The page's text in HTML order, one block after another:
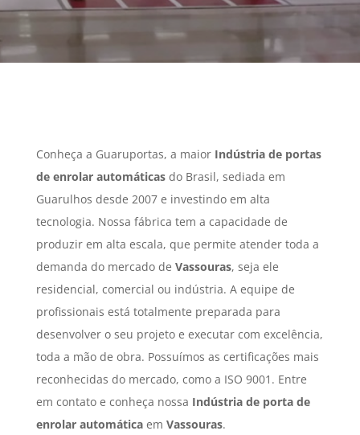
Conheça a Guaruportas, a maior Indústria de portas
de enrolar automáticasdo Brasil, sediada em
Guarulhos desde 2007 e investindo em alta
tecnologia. Nossa fábrica tem a capacidade de
produzir em alta escala, que permite atender toda a
demanda do mercado de Vassouras, seja ele
residencial, comercial ou indústria. A equipe de
profissionais está totalmente preparada para
desenvolver o seu projeto e executar com excelência,
toda a mão de obra. Possuímos as certificações mais
reconhecidas do mercado, como a ISO 9001. Entre
em contato e conheça nossa Indústria de porta de
enrolar automáticaem Vassouras.